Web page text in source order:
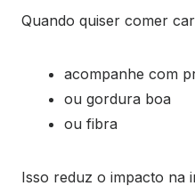
Quando quiser comer
acompanhe com
ou gordura boa
ou fibra
Isso reduz o impacto na